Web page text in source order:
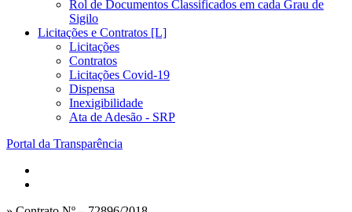
Rol de Documentos Classificados em cada Grau de
Sigilo
Licitações e Contratos [L]
Licitações
Contratos
Licitações Covid-19
Dispensa
Inexigibilidade
Ata de Adesão - SRP
Portal da Transparência